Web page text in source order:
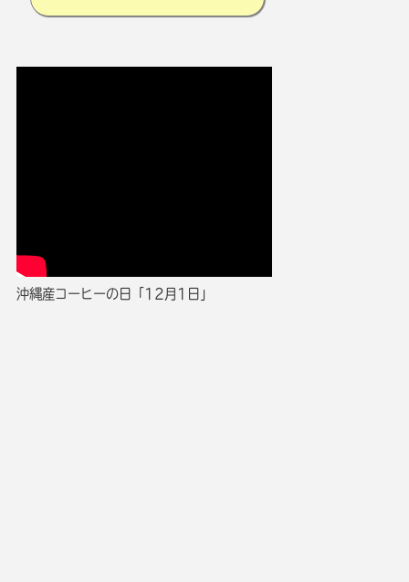
沖縄産コーヒーの日「12月1日」